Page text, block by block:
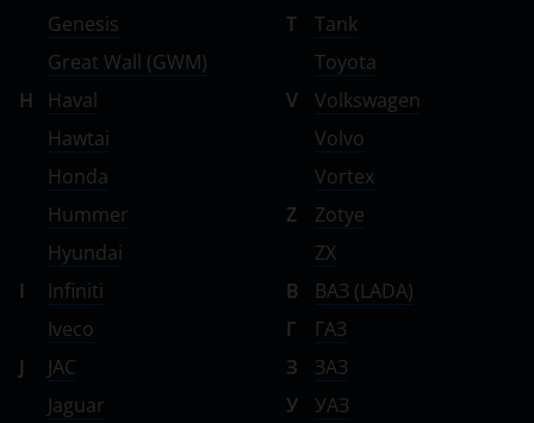
Genesis
Great Wall (GWM)
H
Haval
Hawtai
Honda
Hummer
Hyundai
I
Infiniti
Iveco
J
JAC
Jaguar
T
Tank
Toyota
V
Volkswagen
Volvo
Vortex
Z
Zotye
ZX
В
ВАЗ (LADA)
Г
ГАЗ
З
ЗАЗ
У
УАЗ